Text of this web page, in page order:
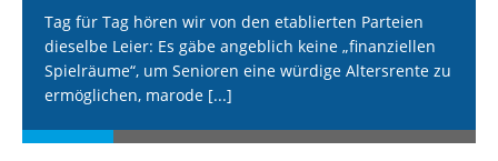
Tag für Tag hören wir von den etablierten Parteien
dieselbe Leier: Es gäbe angeblich keine „finanziellen
Spielräume“, um Senioren eine würdige Altersrente zu
ermöglichen, marode [...]